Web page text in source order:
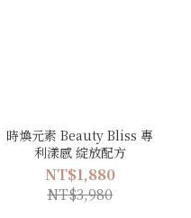
時煥元素 Beauty Bliss 專
利漾感 綻放配方
NT$1,880
NT$3,980